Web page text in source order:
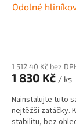
Odolné
1 512,40 Kč bez
1 830 Kč / ks
Nainstalujte tuto
nejtěžší zatáčky.
stabilitu, bez